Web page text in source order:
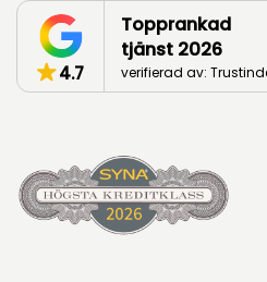
4.7
Topprankad
tjänst 2026
verifierad av: